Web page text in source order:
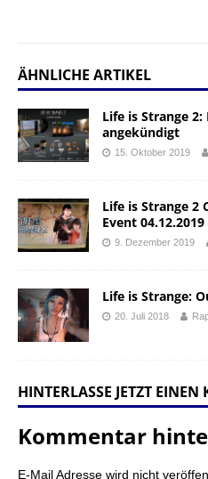
ÄHNLICHE ARTIKEL
Life is Strange
angekündigt
15. Oktober 2019
Life is Strange 2
Event 04.12.2019
9. Dezember 2019
Life is Strange:
20. Juli 2018
HINTERLASSE JETZT
Kommentar
E-Mail Adresse wird nicht